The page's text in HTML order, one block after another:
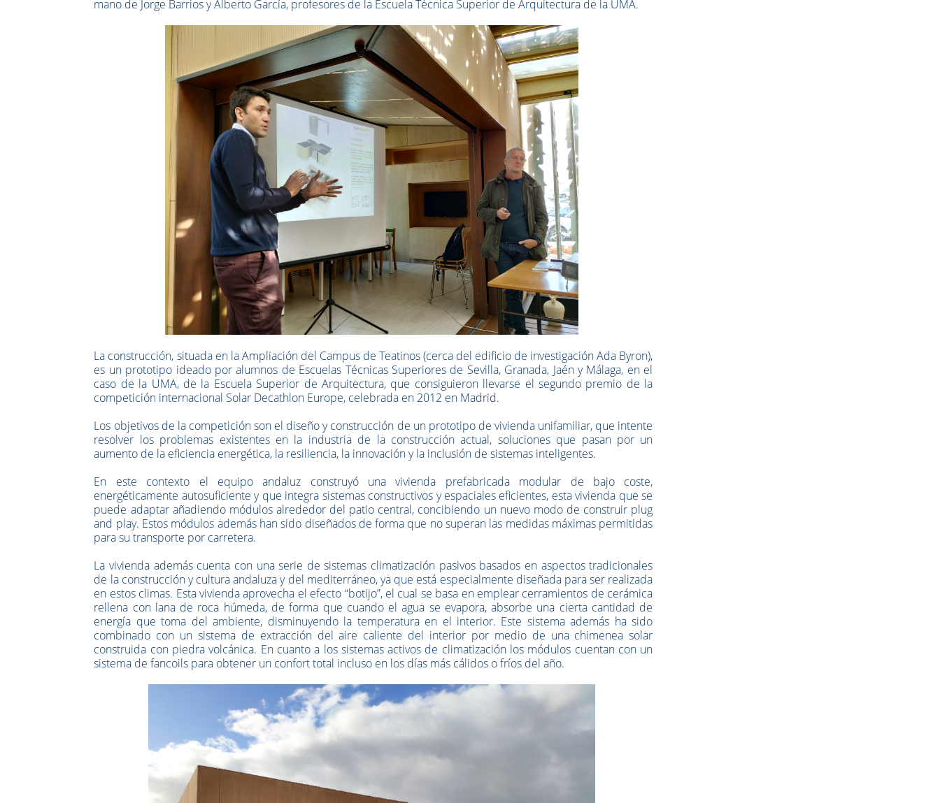
mano de Jorge Barrios y Alberto García, profesores de la Escuela Técnica Superior de Arquitectura de la UMA.
La construcción, situada en la Ampliación del Campus de Teatinos (cerca del edificio de investigación Ada Byron),
es un prototipo ideado por alumnos de Escuelas Técnicas Superiores de Sevilla, Granada, Jaén y Málaga, en el
caso de la UMA, de la Escuela Superior de Arquitectura, que consiguieron llevarse el segundo premio de la
competición internacional Solar Decathlon Europe, celebrada en 2012 en Madrid.
Los objetivos de la competición son el diseño y construcción de un prototipo de vivienda unifamiliar, que intente
resolver los problemas existentes en la industria de la construcción actual, soluciones que pasan por un
aumento de la eficiencia energética, la resiliencia, la innovación y la inclusión de sistemas inteligentes.
En este contexto el equipo andaluz construyó una vivienda prefabricada modular de bajo coste,
energéticamente autosuficiente y que integra sistemas constructivos y espaciales eficientes, esta vivienda que se
puede adaptar añadiendo módulos alrededor del patio central, concibiendo un nuevo modo de construir plug
and play. Estos módulos además han sido diseñados de forma que no superan las medidas máximas permitidas
para su transporte por carretera.
La vivienda además cuenta con una serie de sistemas climatización pasivos basados en aspectos tradicionales
de la construcción y cultura andaluza y del mediterráneo, ya que está especialmente diseñada para ser realizada
en estos climas. Esta vivienda aprovecha el efecto “botijo”, el cual se basa en emplear cerramientos de cerámica
rellena con lana de roca húmeda, de forma que cuando el agua se evapora, absorbe una cierta cantidad de
energía que toma del ambiente, disminuyendo la temperatura en el interior. Este sistema además ha sido
combinado con un sistema de extracción del aire caliente del interior por medio de una chimenea solar
construida con piedra volcánica. En cuanto a los sistemas activos de climatización los módulos cuentan con un
sistema de fancoils para obtener un confort total incluso en los días más cálidos o fríos del año.